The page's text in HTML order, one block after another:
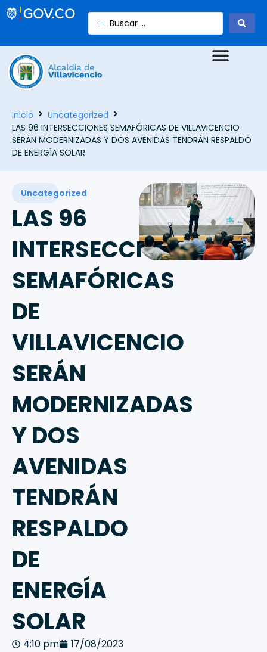
Inicio
Uncategorized
LAS 96 INTERSECCIONES SEMAFÓRICAS DE VILLAVICENCIO
SERÁN MODERNIZADAS Y DOS AVENIDAS TENDRÁN RESPALDO
DE ENERGÍA SOLAR
Uncategorized
LAS 96
INTERSECCIONES
SEMAFÓRICAS
DE
VILLAVICENCIO
SERÁN
MODERNIZADAS
Y DOS
AVENIDAS
TENDRÁN
RESPALDO
DE
ENERGÍA
SOLAR
4:10 pm 17/08/2023